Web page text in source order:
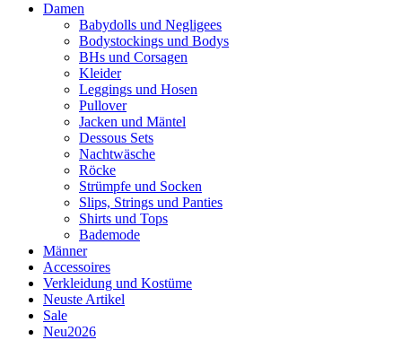
Damen
Babydolls und Negligees
Bodystockings und Bodys
BHs und Corsagen
Kleider
Leggings und Hosen
Pullover
Jacken und Mäntel
Dessous Sets
Nachtwäsche
Röcke
Strümpfe und Socken
Slips, Strings und Panties
Shirts und Tops
Bademode
Männer
Accessoires
Verkleidung und Kostüme
Neuste Artikel
Sale
Neu2026